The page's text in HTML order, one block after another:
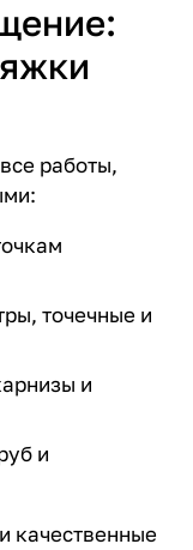
работы,
точечные и
и
и
качественные